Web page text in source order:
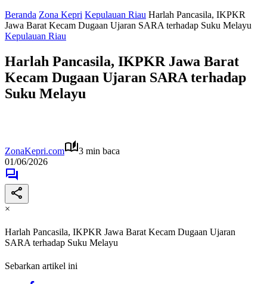
Beranda Zona Kepri Kepulauan Riau Harlah Pancasila, IKPKR
Jawa Barat Kecam Dugaan Ujaran SARA terhadap Suku Melayu
Kepulauan Riau
Harlah Pancasila, IKPKR Jawa Barat
Kecam Dugaan Ujaran SARA terhadap
Suku Melayu
ZonaKepri.com
3 min baca
01/06/2026
×
Harlah Pancasila, IKPKR Jawa Barat Kecam Dugaan Ujaran
SARA terhadap Suku Melayu
Sebarkan artikel ini